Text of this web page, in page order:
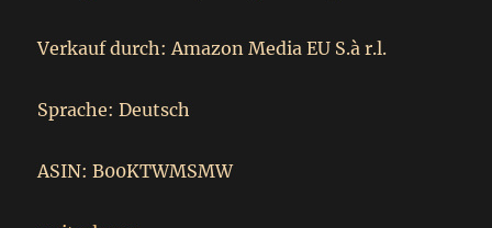
Verkauf durch: Amazon Media EU S.à r.l.
Sprache: Deutsch
ASIN: B00KTWMSMW